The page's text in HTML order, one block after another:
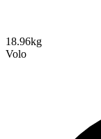
18.96kg
Volo